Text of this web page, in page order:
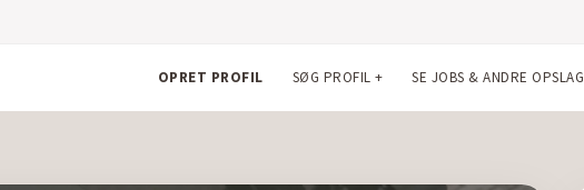
OPRET PROFIL SØG PROFIL + SE JOBS & ANDRE OPSLAG